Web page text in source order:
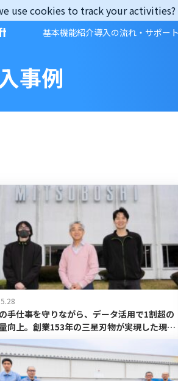
基本機能紹介導入の流れ・サポー
事例
手仕事を守りながら、データ活用で1割超の
向上。創業153年の三星刃物が実現した現場
use cookies to track your